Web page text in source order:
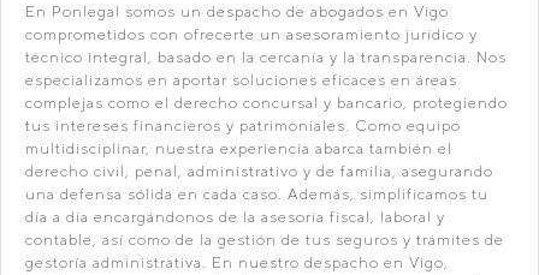
En Ponlegal somos un despacho de abogados en Vigo
comprometidos con ofrecerte un asesoramiento jurídico y
técnico integral, basado en la cercanía y la transparencia. Nos
especializamos en aportar soluciones eficaces en áreas
complejas como el derecho concursal y bancario, protegiendo
tus intereses financieros y patrimoniales. Como equipo
multidisciplinar, nuestra experiencia abarca también el
derecho civil, penal, administrativo y de familia, asegurando
una defensa sólida en cada caso. Además, simplificamos tu
día a día encargándonos de la asesoría fiscal, laboral y
contable, así como de la gestión de tus seguros y trámites de
gestoría administrativa. En nuestro despacho en Vigo,